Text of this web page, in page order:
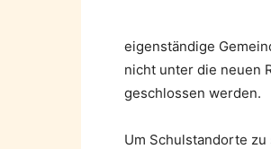
eigenständige
nicht unter die neuen
geschlossen werden.
Um Schulstandorte